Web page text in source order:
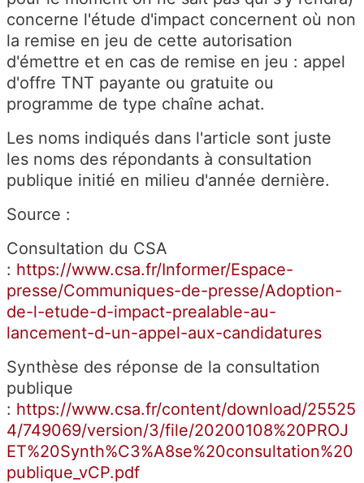
concerne l'étude d'impact concernent où non
la remise en jeu de cette autorisation
d'émettre et en cas de remise en jeu : appel
d'offre TNT payante ou gratuite ou
programme de type chaîne achat.
Les noms indiqués dans l'article sont juste
les noms des répondants à consultation
publique initié en milieu d'année dernière.
Source :
Consultation du CSA
: https://www.csa.fr/Informer/Espace-
presse/Communiques-de-presse/Adoption-
de-l-etude-d-impact-prealable-au-
lancement-d-un-appel-aux-candidatures
Synthèse des réponse de la consultation
publique
: https://www.csa.fr/content/download/25525
4/749069/version/3/file/20200108%20PROJ
ET%20Synth%C3%A8se%20consultation%20
publique_vCP.pdf